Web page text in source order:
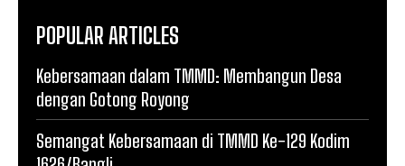
POPULAR ARTICLES
Kebersamaan dalam TMMD: Membangun Desa
dengan Gotong Royong
Semangat Kebersamaan di TMMD Ke-129 Kodim